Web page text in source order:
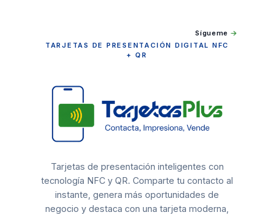
TarjetasPlus
Sígueme
TARJETAS DE PRESENTACIÓN DIGITAL NFC
+ QR
Tarjetas de presentación inteligentes con
tecnología NFC y QR. Comparte tu contacto al
instante, genera más oportunidades de
negocio y destaca con una tarjeta moderna,